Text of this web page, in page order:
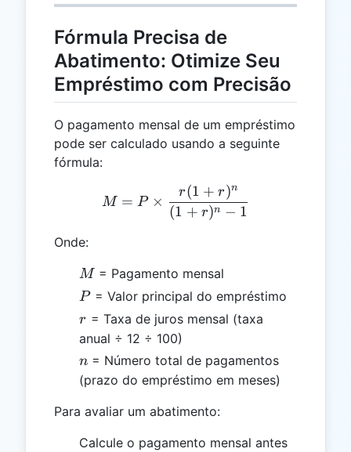
Fórmula Precisa de
Abatimento: Otimize Seu
Empréstimo com Precisão
O pagamento mensal de um empréstimo
pode ser calculado usando a seguinte
fórmula:
M = P \times \frac{r(1
M = P ×
(1 + r)n − 1
r(1 + r)n
Onde:
M
M = Pagamento mensal
P
P= Valor principal do empréstimo
r
r = Taxa de juros mensal (taxa
anual ÷ 12 ÷ 100)
n
n = Número total de pagamentos
(prazo do empréstimo em meses)
Para avaliar um abatimento:
Calcule o pagamento mensal antes